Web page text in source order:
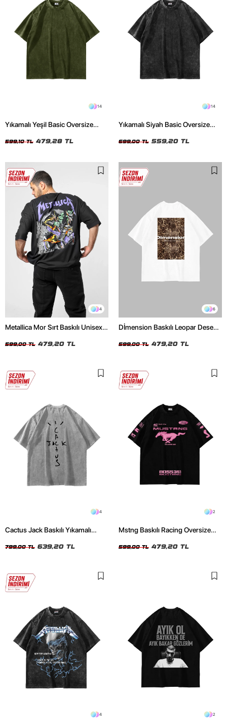
14
Yıkamalı Yeşil Basic Oversize
599,10 TL 479,28 TL
14
Yıkamalı Siyah Basic Oversize
699,00 TL 559,20 TL
4
Metallica Mor Sırt Baskılı Unisex
599,00 TL 479,20 TL
6
Dİmension Baskılı Leopar Desenli
Tshirt
599,00 TL 479,20 TL
4
Cactus Jack Baskılı Yıkamalı
799,00 TL 639,20 TL
2
Mstng Baskılı Racing Oversize
599,00 TL 479,20 TL
4 2